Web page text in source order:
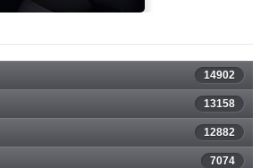
14902
13158
12882
7074